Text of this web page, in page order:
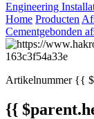
Engineering
Home Producten
Cementgebonden
Artikelnummer{{
{{